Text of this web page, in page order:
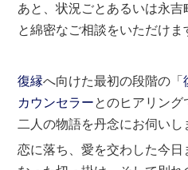
あと、状況ごとあるいは永
と綿密なご相談をいただけま
復縁へ向けた最初の段階の「
カウンセラーとのヒアリング
二人の物語を丹念にお伺いし
恋に落ち、愛を交わした今日